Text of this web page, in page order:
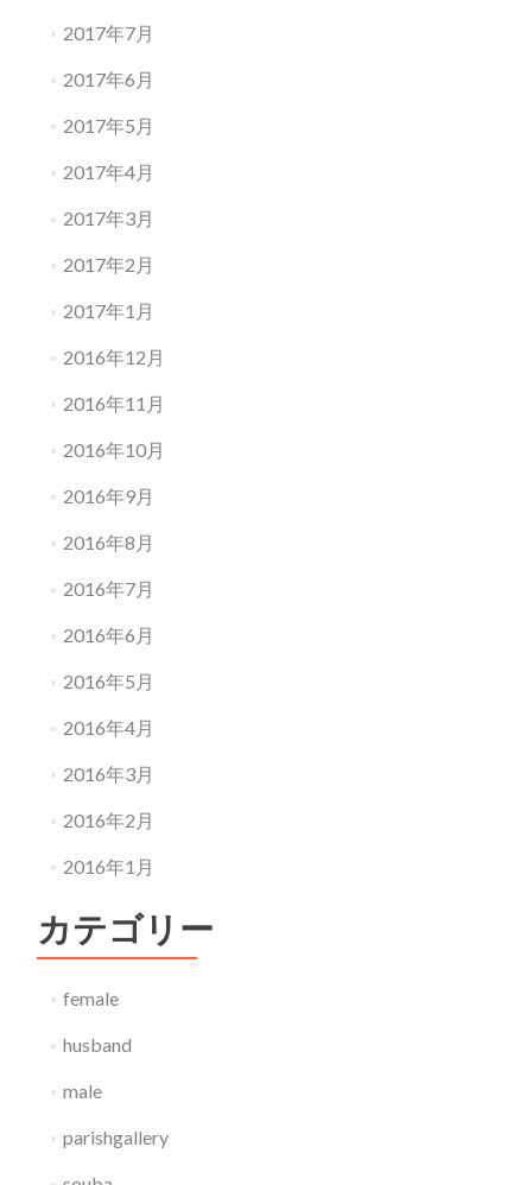
2017年7月
2017年6月
2017年5月
2017年4月
2017年3月
2017年2月
2017年1月
2016年12月
2016年11月
2016年10月
2016年9月
2016年8月
2016年7月
2016年6月
2016年5月
2016年4月
2016年3月
2016年2月
2016年1月
カテゴリー
female
husband
male
parishgallery